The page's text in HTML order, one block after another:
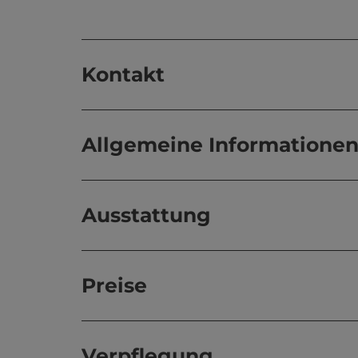
Kontakt
Allgemeine Informationen
Ausstattung
Preise